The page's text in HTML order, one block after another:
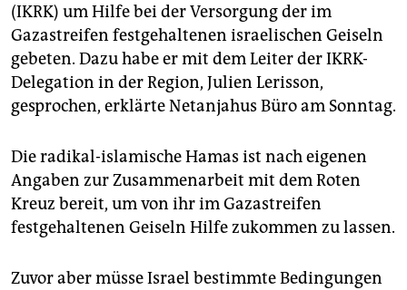
(IKRK) um Hilfe bei der Versorgung der im
Gazastreifen festgehaltenen israelischen Geiseln
gebeten. Dazu habe er mit dem Leiter der IKRK-
Delegation in der Region, Julien Lerisson,
gesprochen, erklärte Netanjahus Büro am Sonntag.
Die radikal-islamische Hamas ist nach eigenen
Angaben zur Zusammenarbeit mit dem Roten
Kreuz bereit, um von ihr im Gazastreifen
festgehaltenen Geiseln Hilfe zukommen zu lassen.
Zuvor aber müsse Israel bestimmte Bedingungen